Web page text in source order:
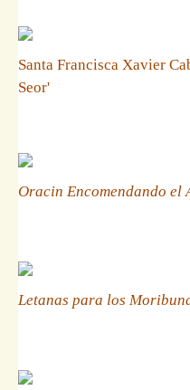
Santa Francisca Xavier
Seor'
Oracin Encomendando el
Letanas para los